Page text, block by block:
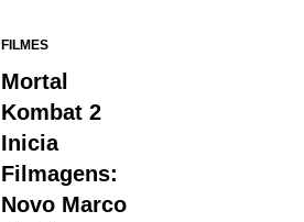
FILMES
Mortal
Kombat 2
Inicia
Filmagens:
Novo Marco